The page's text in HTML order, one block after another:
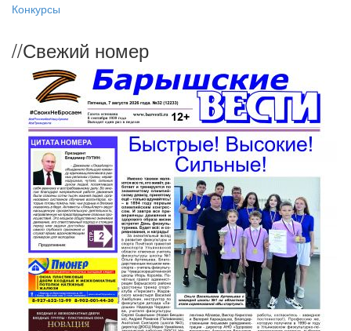
Конкурсы
//Свежий номер